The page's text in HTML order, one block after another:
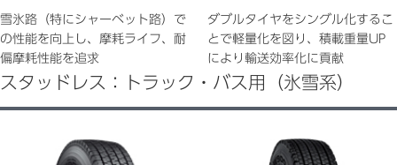
雪氷路（特にシャーベット路）で
の性能を向上し、摩耗ライフ、耐
偏摩耗性能を追求
ダブルタイヤをシングル化するこ
とで軽量化を図り、積載重量UP
により輸送効率化に貢献
スタッドレス：トラック・バス用（氷雪系）